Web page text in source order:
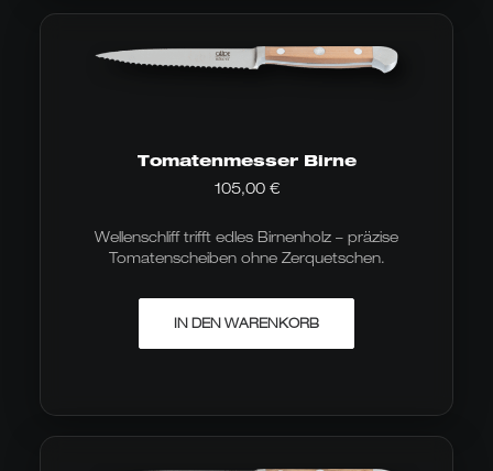
Tomatenmesser Birne
105,00 €
Wellenschliff trifft edles Birnenholz – präzise
Tomatenscheiben ohne Zerquetschen.
IN DEN WARENKORB